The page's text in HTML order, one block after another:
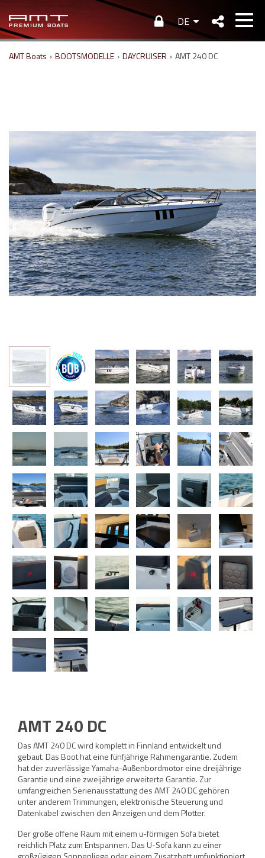
DE
AMT Boats › BOOTSMODELLE › DAYCRUISER › AMT 240 DC
AMT 240 DC
Das AMT 240 DC wird komplett in Finnland entwickelt und
gebaut. Das Boot hat eine fünfjährige Rahmengarantie. Zudem
hat der zuverlässige Yamaha-Außenbordmotor eine dreijährige
Garantie und eine zweijährige erweiterte Garantie. Zur
umfangreichen Serienausstattung des AMT 240 DC gehören
unter anderem Trimmungen, elektronische Steuerung und
Datenkabel zwischen den Anzeigen und dem Plotter.
Der große offene Raum mit einem u-förmigen Sofa bietet
reichlich Platz zum Entspannen. Das U-Sofa kann zu einer